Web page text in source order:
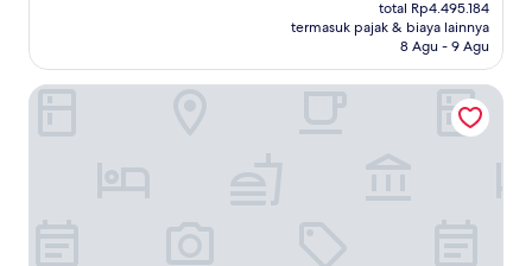
Rp3.636.666
total Rp4.495.184
termasuk pajak & biaya lainnya
8 Agu - 9 Agu
YaahoT Hotel